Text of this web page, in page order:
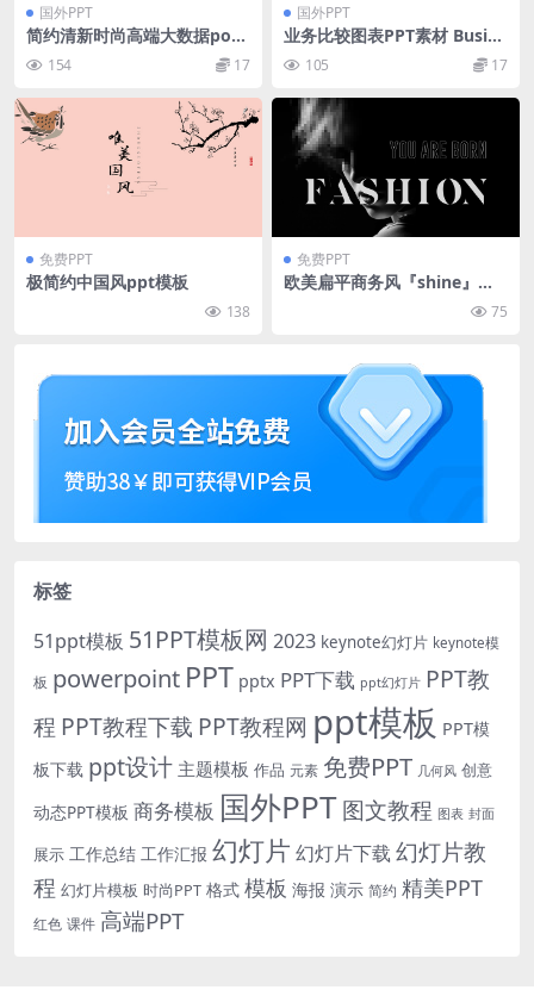
国外PPT
简约清新时尚高端大数据pow
erpoint幻灯片演示模板（PP
T，PPTX）
154 17
国外PPT
业务比较图表PPT素材 Busine
ss Comparison diagram Po
werPoint Template
105 17
免费PPT
极简约中国风ppt模板
138
免费PPT
欧美扁平商务风『shine』珊
日常练习个人ppt作品合集
75
标签
51ppt模板 51PPT模板网 2023 keynote幻灯片 keynote模
板 powerpoint PPT pptx PPT下载 ppt幻灯片 PPT教
程 PPT教程下载 PPT教程网 ppt模板 PPT模
板下载 ppt设计 主题模板 作品 元素 免费PPT 几何风 创意
动态PPT模板 商务模板 国外PPT图文教程 图表 封面
展示 工作总结 工作汇报 幻灯片 幻灯片下载 幻灯片教
程 幻灯片模板 时尚PPT 格式 模板 海报 演示 简约 精美PPT
红色 课件 高端PPT